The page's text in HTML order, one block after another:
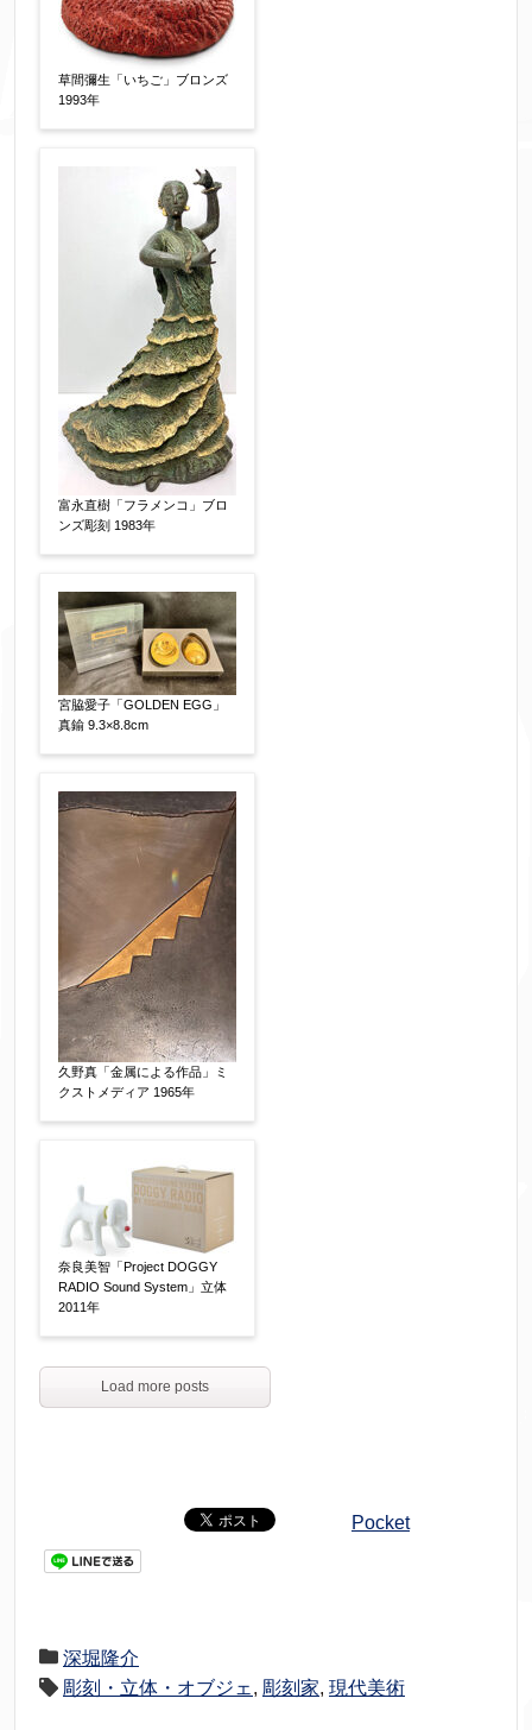
草間彌生「いちご」ブロンズ
1993年
富永直樹「フラメンコ」ブロ
ンズ彫刻 1983年
宮脇愛子「GOLDEN EGG」
真鍮 9.3×8.8cm
久野真「金属による作品」ミ
クストメディア 1965年
奈良美智「Project DOGGY
RADIO Sound System」立体
2011年
Load more posts
Pocket
深堀隆介
彫刻・立体・オブジェ , 彫刻家, 現代美術